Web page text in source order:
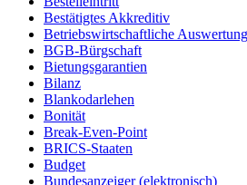
Bestätigtes Akkreditiv
Betriebswirtschaftliche
BGB-Bürgschaft
Bietungsgarantien
Bilanz
Blankodarlehen
Bonität
Break-Even-Point
BRICS-Staaten
Budget
Bundesanzeiger (elektronisch)